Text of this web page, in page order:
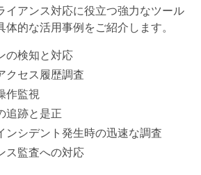
イアンス対応に役立つ強力なツール
的な活用事例をご紹介します。
の検知と対応
クセス履歴調査
作監視
追跡と是正
ンシデント発生時の迅速な調査
ス監査への対応